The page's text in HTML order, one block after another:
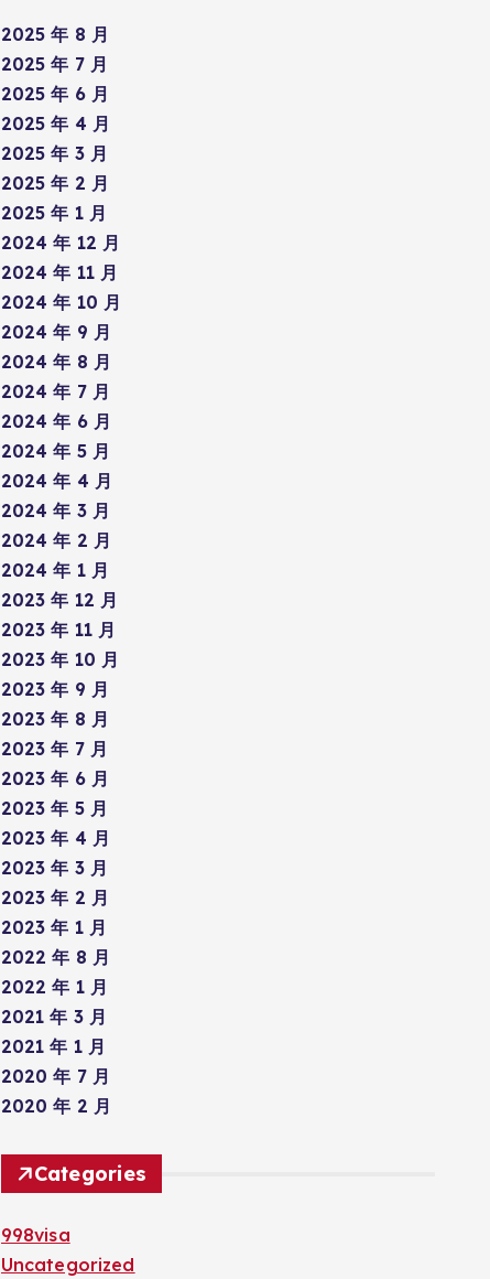
2025 年 8 月
2025 年 7 月
2025 年 6 月
2025 年 4 月
2025 年 3 月
2025 年 2 月
2025 年 1 月
2024 年 12 月
2024 年 11 月
2024 年 10 月
2024 年 9 月
2024 年 8 月
2024 年 7 月
2024 年 6 月
2024 年 5 月
2024 年 4 月
2024 年 3 月
2024 年 2 月
2024 年 1 月
2023 年 12 月
2023 年 11 月
2023 年 10 月
2023 年 9 月
2023 年 8 月
2023 年 7 月
2023 年 6 月
2023 年 5 月
2023 年 4 月
2023 年 3 月
2023 年 2 月
2023 年 1 月
2022 年 8 月
2022 年 1 月
2021 年 3 月
2021 年 1 月
2020 年 7 月
2020 年 2 月
Categories
998visa
Uncategorized